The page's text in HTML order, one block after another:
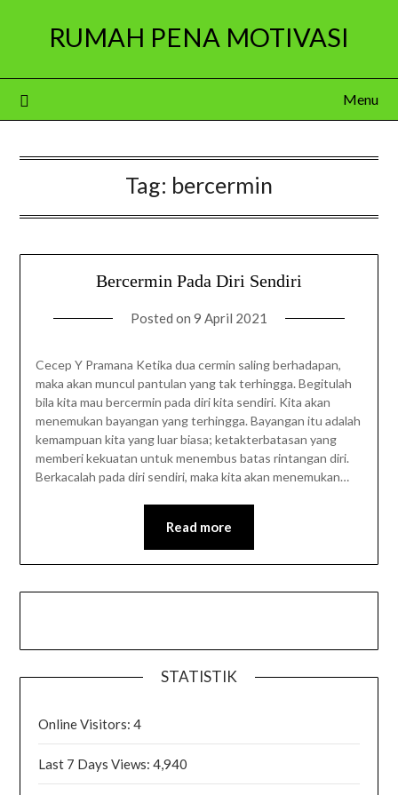
RUMAH PENA MOTIVASI
Menu
Tag: bercermin
Bercermin Pada Diri Sendiri
Posted on 9 April 2021
Cecep Y Pramana Ketika dua cermin saling berhadapan,
maka akan muncul pantulan yang tak terhingga. Begitulah
bila kita mau bercermin pada diri kita sendiri. Kita akan
menemukan bayangan yang terhingga. Bayangan itu adalah
kemampuan kita yang luar biasa; ketakterbatasan yang
memberi kekuatan untuk menembus batas rintangan diri.
Berkacalah pada diri sendiri, maka kita akan menemukan…
Read more
STATISTIK
Online Visitors:4
Last 7 Days Views:4,940